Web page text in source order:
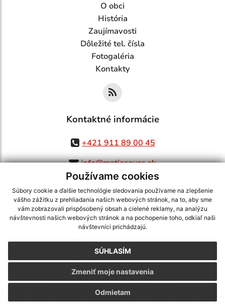
Používame cookies
Súbory cookie a ďalšie technológie sledovania používame na zlepšenie
vášho zážitku z prehliadania našich webových stránok, na to, aby sme
vám zobrazovali prispôsobený obsah a cielené reklamy, na analýzu
návštevnosti našich webových stránok a na pochopenie toho, odkiaľ naši
návštevníci prichádzajú.
SÚHLASÍM
Odmietam
Zmeniť moje nastavenia
O obci
História
Zaujímavosti
Dôležité tel. čísla
Fotogaléria
Kontakty
Kontaktné informácie
+421 911 89 00 45
info@matiasovce.sk
využite možnosť získavania aktuálnych informácií s využitím RSS
CMS systém (redakčný) systém ECHELON 2,Mapa stránok,web portál
webex.digital, s.r.o.,domény,registrácia domény
Posledná aktualizácia:05.08.2026
Vytlačiť stránku|Vyhlásenie o prístupnosti